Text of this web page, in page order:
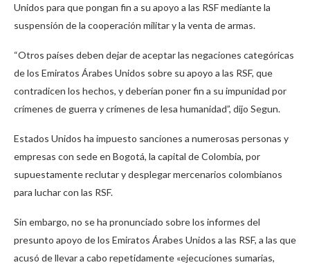
Unidos para que pongan fin a su apoyo a las RSF mediante la
suspensión de la cooperación militar y la venta de armas.
“Otros países deben dejar de aceptar las negaciones categóricas
de los Emiratos Árabes Unidos sobre su apoyo a las RSF, que
contradicen los hechos, y deberían poner fin a su impunidad por
crímenes de guerra y crímenes de lesa humanidad”, dijo Segun.
Estados Unidos ha impuesto sanciones a numerosas personas y
empresas con sede en Bogotá, la capital de Colombia, por
supuestamente reclutar y desplegar mercenarios colombianos
para luchar con las RSF.
Sin embargo, no se ha pronunciado sobre los informes del
presunto apoyo de los Emiratos Árabes Unidos a las RSF, a las que
acusó de llevar a cabo repetidamente «ejecuciones sumarias,